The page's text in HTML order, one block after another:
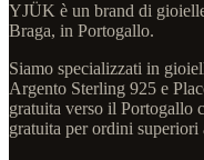
YJÜK è un brand di
Braga, in Portogallo.
Siamo specializzati in
Argento Sterling 925 e
gratuita verso il Portogallo
gratuita per ordini